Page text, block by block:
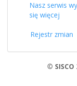
Nasz serwis
się więcej
Rejestr zmian
© SISCO